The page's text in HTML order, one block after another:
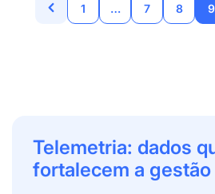
1 … 7 8 9
Telemetria: dados
fortalecem a